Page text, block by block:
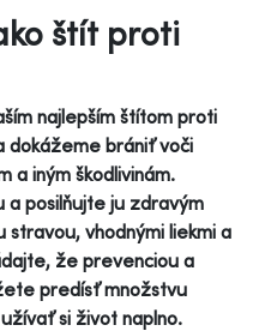
štít proti
najlepším štítom proti
dokážeme brániť voči
a iným škodlivinám.
a posilňujte ju zdravým
stravou, vhodnými liekmi a
že prevenciou a
predísť množstvu
si život naplno.